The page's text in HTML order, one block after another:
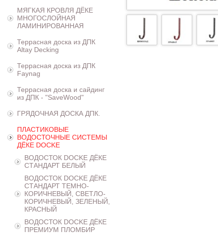
МЯГКАЯ КРОВЛЯ ДЁКЕ
МНОГОСЛОЙНАЯ
ЛАМИНИРОВАННАЯ
Террасная доска из ДПК
Altay Decking
Террасная доска из ДПК
Faynag
Террасная доска и сайдинг
из ДПК - "SaveWood"
ГРЯДОЧНАЯ ДОСКА ДПК.
ПЛАСТИКОВЫЕ
ВОДОСТОЧНЫЕ СИСТЕМЫ
ДЁКЕ DOCKE
ВОДОСТОК DOCKE ДЁКЕ
СТАНДАРТ БЕЛЫЙ
ВОДОСТОК DOCKE ДЁКЕ
СТАНДАРТ ТЕМНО-
КОРИЧНЕВЫЙ, СВЕТЛО-
КОРИЧНЕВЫЙ, ЗЕЛЕНЫЙ,
КРАСНЫЙ
ВОДОСТОК DOCKE ДЁКЕ
ПРЕМИУМ ПЛОМБИР